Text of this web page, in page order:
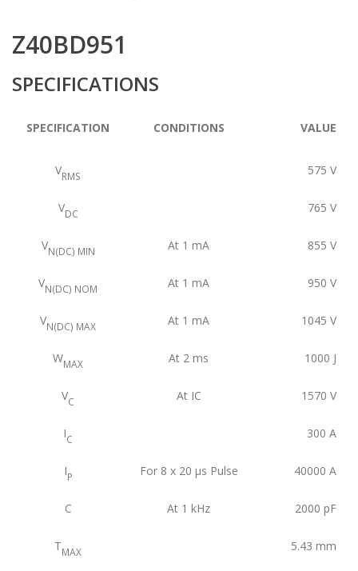
Z40BD951
SPECIFICATIONS
SPECIFICATION CONDITIONS VALUE
VRMS 575 V
VDC 765 V
VN(DC) MIN At 1 mA 855 V
VN(DC) NOM At 1 mA 950 V
VN(DC) MAX At 1 mA 1045 V
WMAX At 2 ms 1000 J
VC At IC 1570 V
IC 300 A
IP For 8 x 20 μs Pulse 40000 A
C At 1 kHz 2000 pF
TMAX 5.43 mm